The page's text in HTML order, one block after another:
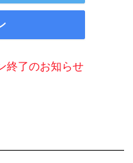
終了のお知らせ